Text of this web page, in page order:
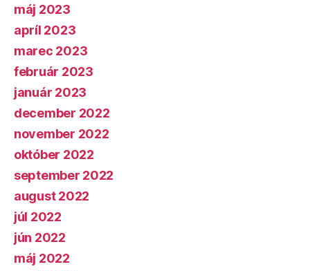
máj 2023
apríl 2023
marec 2023
február 2023
január 2023
december 2022
november 2022
október 2022
september 2022
august 2022
júl 2022
jún 2022
máj 2022